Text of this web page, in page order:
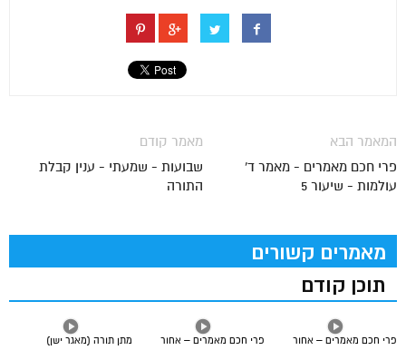
מאמר קודם
שבועות - שמעתי - ענין קבלת
התורה
המאמר הבא
פרי חכם מאמרים - מאמר ד'
עולמות - שיעור 5
מאמרים קשורים
תוכן קודם
מתן תורה (מאגר ישן)
פרי חכם מאמרים – אחור
פרי חכם מאמרים – אחור